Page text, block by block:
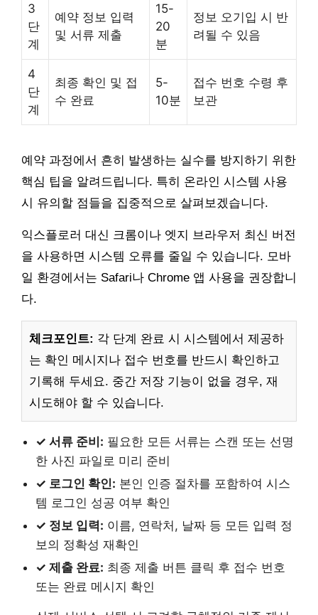
3
단
계
예약 정보 입력
및 서류 제출
15-
20
분
정보 오기입 시 반
려될 수 있음
4
단
계
최종 확인 및 접
수 완료
5-
10분
접수 번호 수령 후
보관
예약 과정에서 흔히 발생하는 실수를 방지하기 위한
핵심 팁을 알려드립니다. 특히 온라인 시스템 사용
시 유의할 점들을 집중적으로 살펴보겠습니다.
익스플로러 대신 크롬이나 엣지 브라우저 최신 버전
을 사용하면 시스템 오류를 줄일 수 있습니다. 모바
일 환경에서는 Safari나 Chrome 앱 사용을 권장합니
다.
체크포인트: 각 단계 완료 시 시스템에서 제공하
는 확인 메시지나 접수 번호를 반드시 확인하고
기록해 두세요. 중간 저장 기능이 없을 경우, 재
시도해야 할 수 있습니다.
✓ 서류 준비: 필요한 모든 서류는 스캔 또는 선명
한 사진 파일로 미리 준비
✓ 로그인 확인: 본인 인증 절차를 포함하여 시스
템 로그인 성공 여부 확인
✓ 정보 입력: 이름, 연락처, 날짜 등 모든 입력 정
보의 정확성 재확인
✓ 제출 완료: 최종 제출 버튼 클릭 후 접수 번호
또는 완료 메시지 확인